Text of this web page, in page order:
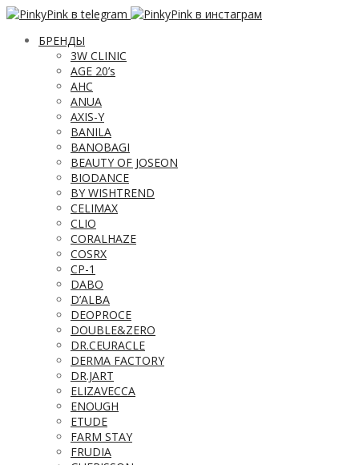
БРЕНДЫ
3W CLINIC
AGE 20’s
AHC
ANUA
AXIS-Y
BANILA
BANOBAGI
BEAUTY OF JOSEON
BIODANCE
BY WISHTREND
CELIMAX
CLIO
CORALHAZE
COSRX
CP-1
DABO
D’ALBA
DEOPROCE
DOUBLE&ZERO
DR.CEURACLE
DERMA FACTORY
DR.JART
ELIZAVECCA
ENOUGH
ETUDE
FARM STAY
FRUDIA